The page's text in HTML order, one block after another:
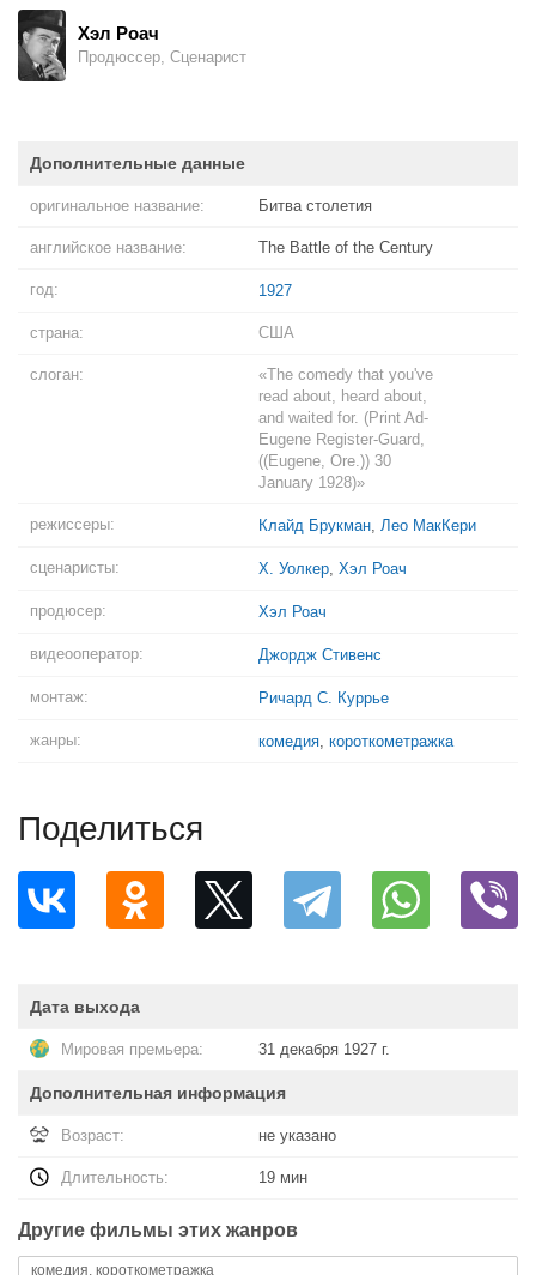
Хэл Роач
Продюссер, Сценарист
Дополнительные данные
оригинальное название: Битва столетия
английское название: The Battle of the Century
год: 1927
страна: США
слоган:
«The comedy that you've
read about, heard about,
and waited for. (Print Ad-
Eugene Register-Guard,
((Eugene, Ore.)) 30
January 1928)»
режиссеры: Клайд Брукман, Лео МакКери
сценаристы: Х. Уолкер, Хэл Роач
продюсер: Хэл Роач
видеооператор: Джордж Стивенс
монтаж: Ричард С. Куррье
жанры: комедия, короткометражка
Поделиться
Дата выхода
Мировая премьера: 31 декабря 1927 г.
Дополнительная информация
Возраст: не указано
Длительность: 19 мин
Другие фильмы этих жанров
комедия, короткометражка